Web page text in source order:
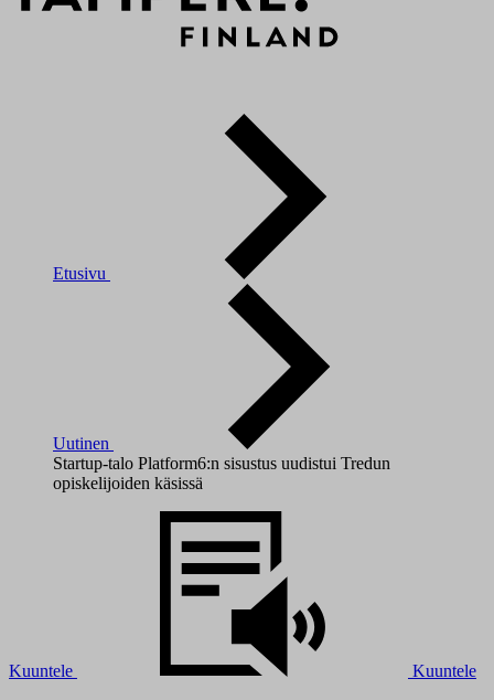
Etusivu
Uutinen
Startup-talo Platform6:n sisustus uudistui Tredun
opiskelijoiden käsissä
Kuuntele Kuuntele